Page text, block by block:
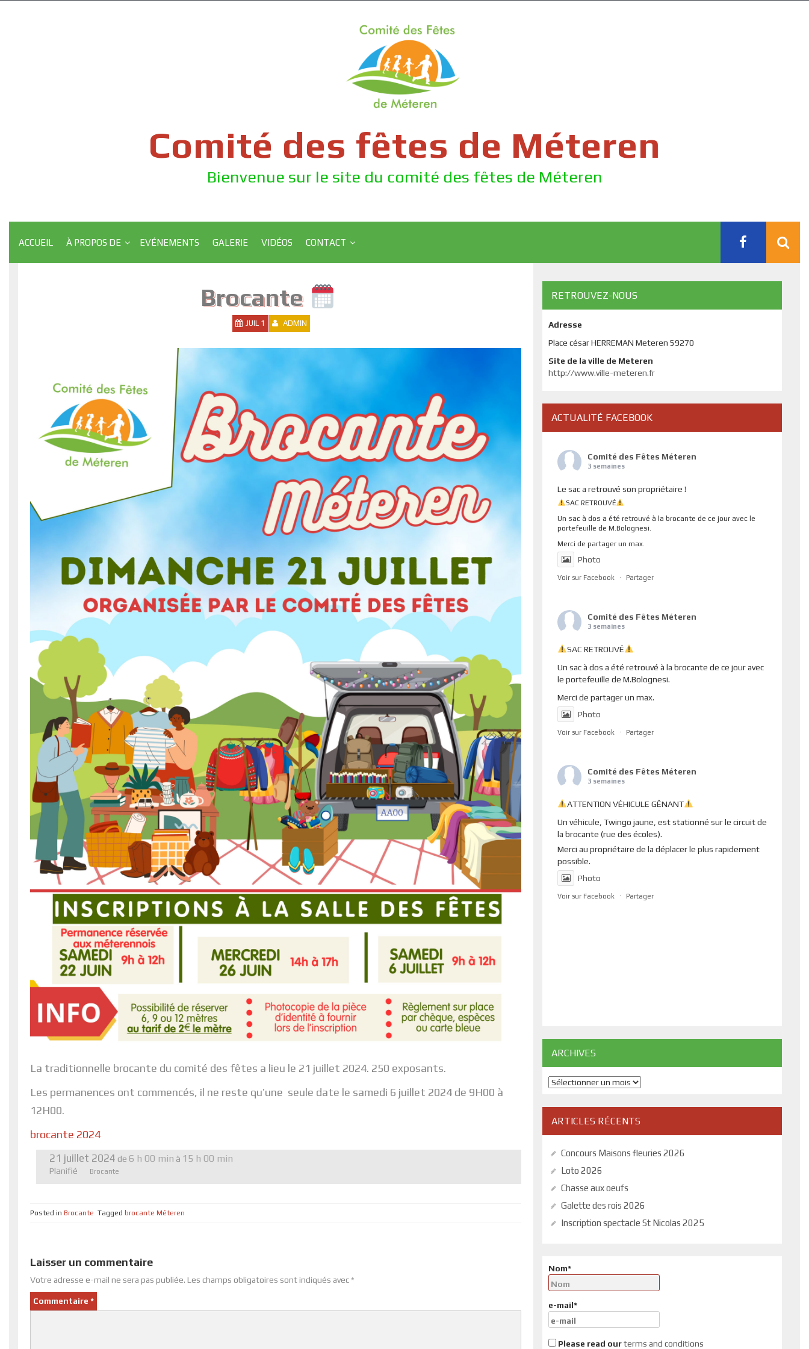
Comité des fêtes de Méteren
Bienvenue sur le site du comité des fêtes de Méteren
ACCUEIL À PROPOS DE EVÉNEMENTS GALERIE VIDÉOS CONTACT
Brocante
JUIL 1 ADMIN
La traditionnelle brocante du comité des fêtes a lieu le 21 juillet 2024. 250 exposants.
Les permanences ont commencés, il ne reste qu’une seule date le samedi 6 juillet 2024 de 9H00 à
12H00.
brocante 2024
21 juillet 2024 de 6 h 00 min à 15 h 00 min
Planifié Brocante
Posted in Brocante Tagged brocante Méteren
Laisser un commentaire
Votre adresse e-mail ne sera pas publiée. Les champs obligatoires sont indiqués avec*
Commentaire *
RETROUVEZ-NOUS
Adresse
Place césar HERREMAN Meteren 59270
Site de la ville de Meteren
http://www.ville-meteren.fr
ACTUALITÉ FACEBOOK
Comité des Fêtes Méteren
3 semaines
Le sac a retrouvé son propriétaire !
SAC RETROUVÉ
Un sac à dos a été retrouvé à la brocante de ce jour avec le
portefeuille de M.Bolognesi.
Merci de partager un max.
Photo
Voir sur Facebook · Partager
Comité des Fêtes Méteren
3 semaines
SAC RETROUVÉ
Un sac à dos a été retrouvé à la brocante de ce jour avec
le portefeuille de M.Bolognesi.
Merci de partager un max.
Photo
Voir sur Facebook · Partager
Comité des Fêtes Méteren
3 semaines
ATTENTION VÉHICULE GÊNANT
Un véhicule, Twingo jaune, est stationné sur le circuit de
la brocante (rue des écoles).
Merci au propriétaire de la déplacer le plus rapidement
possible.
Photo
Voir sur Facebook · Partager
ARCHIVES
Archives
ARTICLES RÉCENTS
Concours Maisons fleuries 2026
Loto 2026
Chasse aux oeufs
Galette des rois 2026
Inscription spectacle St Nicolas 2025
Nom*
e-mail*
Please read ourterms and conditions